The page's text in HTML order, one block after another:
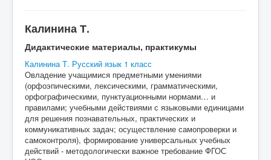
Калинина Т.
Дидактические материалы, практикумы
Калинина Т. Русский язык 1 класс
Овладение учащимися предметными умениями
(орфоэпическими, лексическими, грамматическими,
орфографическими, пунктуационными нормами… и
правилами; учебными действиями с языковыми единицами
для решения познавательных, практических и
коммуникативных задач; осуществление самопроверки и
самоконтроля), формирование универсальных учебных
действий - методологически важное требование ФГОС